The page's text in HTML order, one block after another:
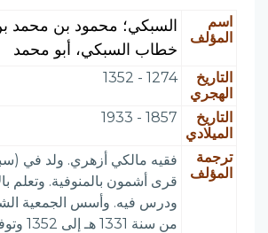
اسم
المؤلف
السبكي؛ محمود بن محمد
خطاب السبكي، أبو محمد
التاريخ
الهجري
1274 - 1352
التاريخ
الميلادي
1857 - 1933
ترجمة
المؤلف
فقيه مالكي أزهري. ولد في
قرى أشمون بالمنوفية. وتعلم
ودرس فيه. وأسس الجمعية
من سنة